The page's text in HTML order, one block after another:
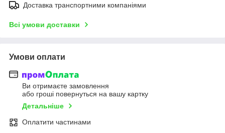
Доставка транспортними компаніями
Всі умови доставки
Умови оплати
Ви отримаєте замовлення
або гроші повернуться на вашу картку
Детальніше
Оплатити частинами